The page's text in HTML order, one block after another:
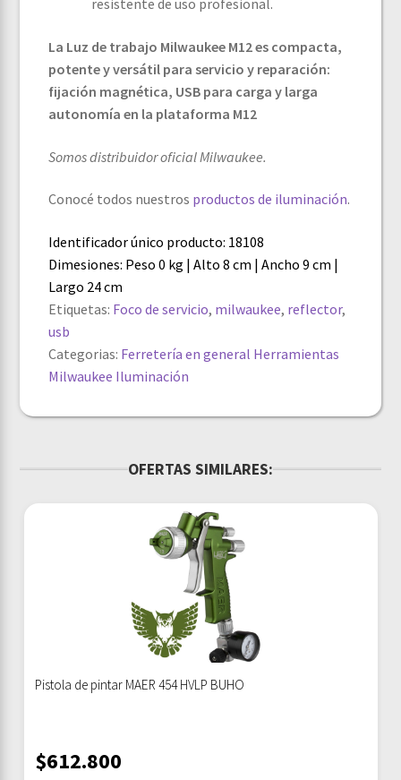
resistente de uso profesional.
La Luz de trabajo Milwaukee M12 es compacta,
potente y versátil para servicio y reparación:
fijación magnética, USB para carga y larga
autonomía en la plataforma M12
Somos distribuidor oficial Milwaukee.
Conocé todos nuestros productos de iluminación.
Identificador único producto: 18108
Dimesiones: Peso 0 kg | Alto 8 cm | Ancho 9 cm |
Largo 24 cm
Etiquetas: Foco de servicio, milwaukee, reflector,
usb
Categorias: Ferretería en general Herramientas
Milwaukee Iluminación
OFERTAS SIMILARES:
Pistola de pintar MAER 454 HVLP BUHO
$612.800